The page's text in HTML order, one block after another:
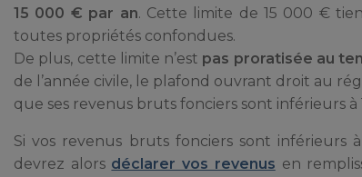
15 000 € par an. Cette limite de 15 000 €
toutes propriétés confondues.
De plus, cette limite n’est pas proratisée au
de l’année civile, le plafond ouvrant droit au
que ses revenus bruts fonciers sont inférieurs à
Si vos revenus bruts fonciers sont inférieurs
devrez alors déclarer vos revenus en